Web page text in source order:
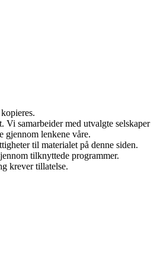
samarbeider med utvalgte selskaper
gjennom lenkene våre.
til materialet på denne siden.
tilknyttede programmer.
krever tillatelse.